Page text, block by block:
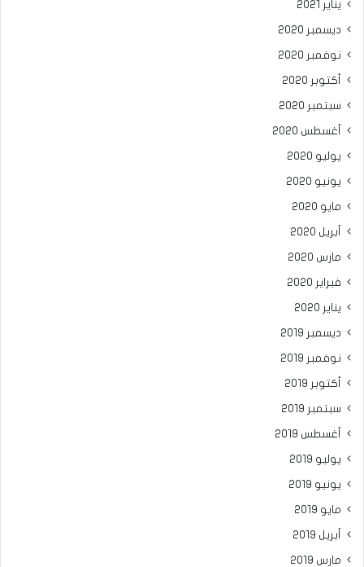
يناير 2021
ديسمبر 2020
نوفمبر 2020
أكتوبر 2020
سبتمبر 2020
أغسطس 2020
يوليو 2020
يونيو 2020
مايو 2020
أبريل 2020
مارس 2020
فبراير 2020
يناير 2020
ديسمبر 2019
نوفمبر 2019
أكتوبر 2019
سبتمبر 2019
أغسطس 2019
يوليو 2019
يونيو 2019
مايو 2019
أبريل 2019
مارس 2019